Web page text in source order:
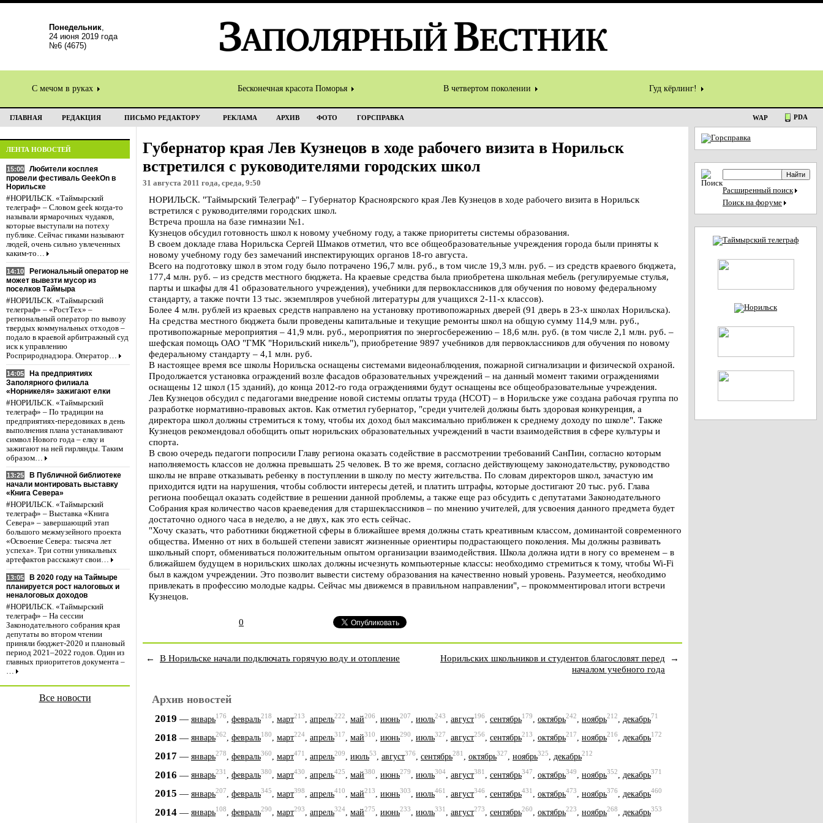
Понедельник,
24 июня 2019 года
№6 (4675)
С мечом в руках Бесконечная красота Поморья В четвертом поколении Гуд кёрлинг!
ГЛАВНАЯ РЕДАКЦИЯ ПИСЬМО РЕДАКТОРУ РЕКЛАМА АРХИВ ФОТО ГОРСПРАВКА WAP PDA
ЛЕНТА НОВОСТЕЙ
15:00
Любители косплея
провели фестиваль GeekOn в
Норильске
#НОРИЛЬСК. «Таймырский
телеграф» – Словом geek когда-то
называли ярмарочных чудаков,
которые выступали на потеху
публике. Сейчас гиками называют
людей, очень сильно увлеченных
каким-то…
14:10
Региональный оператор не
может вывезти мусор из
поселков Таймыра
#НОРИЛЬСК. «Таймырский
телеграф» – «РостТех» –
региональный оператор по вывозу
твердых коммунальных отходов –
подало в краевой арбитражный суд
иск к управлению
Росприроднадзора. Оператор…
14:05
На предприятиях
Заполярного филиала
«Норникеля» зажигают елки
#НОРИЛЬСК. «Таймырский
телеграф» – По традиции на
предприятиях-передовиках в день
выполнения плана устанавливают
символ Нового года – елку и
зажигают на ней гирлянды. Таким
образом…
13:25
В Публичной библиотеке
начали монтировать выставку
«Книга Севера»
#НОРИЛЬСК. «Таймырский
телеграф» – Выставка «Книга
Севера» – завершающий этап
большого межмузейного проекта
«Освоение Севера: тысяча лет
успеха». Три сотни уникальных
артефактов расскажут свои…
13:05
В 2020 году на Таймыре
планируется рост налоговых и
неналоговых доходов
#НОРИЛЬСК. «Таймырский
телеграф» – На сессии
Законодательного собрания края
депутаты во втором чтении
приняли бюджет-2020 и плановый
период 2021–2022 годов. Один из
главных приоритетов документа –
…
Все новости
Губернатор края Лев Кузнецов в ходе рабочего визита в Норильск
встретился с руководителями городских школ
31 августа 2011 года, среда, 9:50
НОРИЛЬСК. "Таймырский Телеграф" – Губернатор Красноярского края Лев Кузнецов в ходе рабочего визита в Норильск
встретился с руководителями городских школ.
Встреча прошла на базе гимназии №1.
Кузнецов обсудил готовность школ к новому учебному году, а также приоритеты системы образования.
В своем докладе глава Норильска Сергей Шмаков отметил, что все общеобразовательные учреждения города были приняты к
новому учебному году без замечаний инспектирующих органов 18-го августа.
Всего на подготовку школ в этом году было потрачено 196,7 млн. руб., в том числе 19,3 млн. руб. – из средств краевого бюджета,
177,4 млн. руб. – из средств местного бюджета. На краевые средства была приобретена школьная мебель (регулируемые стулья,
парты и шкафы для 41 образовательного учреждения), учебники для первоклассников для обучения по новому федеральному
стандарту, а также почти 13 тыс. экземпляров учебной литературы для учащихся 2-11-х классов).
Более 4 млн. рублей из краевых средств направлено на установку противопожарных дверей (91 дверь в 23-х школах Норильска).
На средства местного бюджета были проведены капитальные и текущие ремонты школ на общую сумму 114,9 млн. руб.,
противопожарные мероприятия – 41,9 млн. руб., мероприятия по энергосбережению – 18,6 млн. руб. (в том числе 2,1 млн. руб. –
шефская помощь ОАО "ГМК "Норильский никель"), приобретение 9897 учебников для первоклассников для обучения по новому
федеральному стандарту – 4,1 млн. руб.
В настоящее время все школы Норильска оснащены системами видеонаблюдения, пожарной сигнализации и физической охраной.
Продолжается установка ограждений возле фасадов образовательных учреждений – на данный момент такими ограждениями
оснащены 12 школ (15 зданий), до конца 2012-го года ограждениями будут оснащены все общеобразовательные учреждения.
Лев Кузнецов обсудил с педагогами внедрение новой системы оплаты труда (НСОТ) – в Норильске уже создана рабочая группа по
разработке нормативно-правовых актов. Как отметил губернатор, "среди учителей должны быть здоровая конкуренция, а
директора школ должны стремиться к тому, чтобы их доход был максимально приближен к среднему доходу по школе". Также
Кузнецов рекомендовал обобщить опыт норильских образовательных учреждений в части взаимодействия в сфере культуры и
спорта.
В свою очередь педагоги попросили Главу региона оказать содействие в рассмотрении требований СанПин, согласно которым
наполняемость классов не должна превышать 25 человек. В то же время, согласно действующему законодательству, руководство
школы не вправе отказывать ребенку в поступлении в школу по месту жительства. По словам директоров школ, зачастую им
приходится идти на нарушения, чтобы соблюсти интересы детей, и платить штрафы, которые достигают 20 тыс. руб. Глава
региона пообещал оказать содействие в решении данной проблемы, а также еще раз обсудить с депутатами Законодательного
Собрания края количество часов краеведения для старшеклассников – по мнению учителей, для усвоения данного предмета будет
достаточно одного часа в неделю, а не двух, как это есть сейчас.
"Хочу сказать, что работники бюджетной сферы в ближайшее время должны стать креативным классом, доминантой современного
общества. Именно от них в большей степени зависят жизненные ориентиры подрастающего поколения. Мы должны развивать
школьный спорт, обмениваться положительным опытом организации взаимодействия. Школа должна идти в ногу со временем – в
ближайшем будущем в норильских школах должны исчезнуть компьютерные классы: необходимо стремиться к тому, чтобы Wi-Fi
был в каждом учреждении. Это позволит вывести систему образования на качественно новый уровень. Разумеется, необходимо
привлекать в профессию молодые кадры. Сейчас мы движемся в правильном направлении", – прокомментировал итоги встречи
Кузнецов.
0
← В Норильске начали подключать горячую воду и отопление
Норильских школьников и студентов благословят перед
началом учебного года
→
Архив новостей
2019 — январь176 февраль218 март213 апрель222 май206 июнь207 июль243 август196 сентябрь179 октябрь242 ноябрь212 декабрь71
2018 — январь262, февраль180, март224, апрель317, май310, июнь290, июль327, август256, сентябрь213, октябрь217, ноябрь216, декабрь172
2017 — январь278 февраль360 март471 апрель209 июль53 август376 сентябрь281 октябрь327 ноябрь325 декабрь212
2016 — январь231, февраль380, март430, апрель425, май380, июнь279, июль304, август381, сентябрь347, октябрь349, ноябрь352, декабрь371
2015 — январь207 февраль345 март398 апрель410 май213 июнь303 июль461 август346 сентябрь431 октябрь473 ноябрь376 декабрь460
2014 — январь108, февраль290, март293, апрель324, май275, июнь233, июль331, август273, сентябрь260, октябрь223, ноябрь268, декабрь353
Расширенный поиск
Поиск на форуме